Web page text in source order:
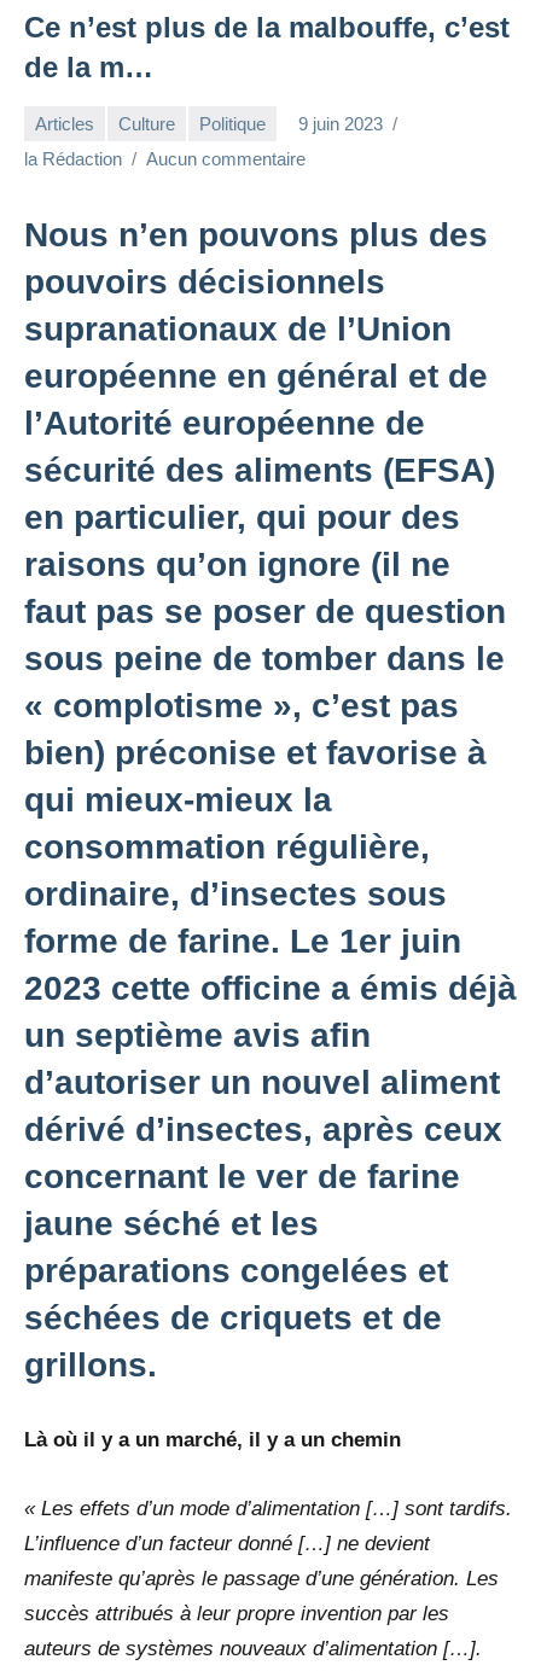
Ce n’est plus de la malbouffe, c’est
de la m…
Articles Culture Politique
9 juin 2023
la Rédaction
Aucun commentaire
Nous n’en pouvons plus des
pouvoirs décisionnels
supranationaux de l’Union
européenne en général et de
l’Autorité européenne de
sécurité des aliments (EFSA)
en particulier, qui pour des
raisons qu’on ignore (il ne
faut pas se poser de question
sous peine de tomber dans le
« complotisme », c’est pas
bien) préconise et favorise à
qui mieux-mieux la
consommation régulière,
ordinaire, d’insectes sous
forme de farine. Le 1er juin
2023 cette officine a émis déjà
un septième avis afin
d’autoriser un nouvel aliment
dérivé d’insectes, après ceux
concernant le ver de farine
jaune séché et les
préparations congelées et
séchées de criquets et de
grillons.
Là où il y a un marché, il y a un chemin
« Les effets d’un mode d’alimentation […] sont tardifs.
L’influence d’un facteur donné […] ne devient
manifeste qu’après le passage d’une génération. Les
succès attribués à leur propre invention par les
auteurs de systèmes nouveaux d’alimentation […].